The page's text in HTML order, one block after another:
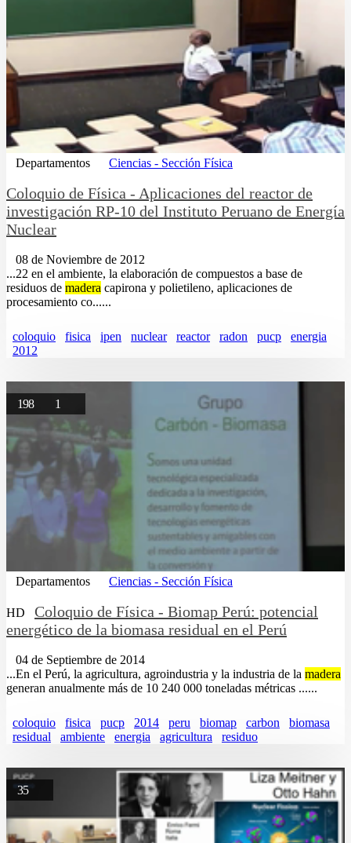
Departamentos Ciencias - Sección Física
Coloquio de Física - Aplicaciones del reactor de
investigación RP-10 del Instituto Peruano de Energía
Nuclear
08 de Noviembre de 2012
...22 en el ambiente, la elaboración de compuestos a base de
residuos de madera capirona y polietileno, aplicaciones de
procesamiento co......
coloquio fisica ipen nuclear reactor radon pucp
energia
2012
198 1
Departamentos Ciencias - Sección Física
HD
Coloquio de Física - Biomap Perú: potencial
energético de la biomasa residual en el Perú
04 de Septiembre de 2014
...En el Perú, la agricultura, agroindustria y la industria de la madera
generan anualmente más de 10 240 000 toneladas métricas ......
coloquio fisica pucp 2014 peru biomap carbon
biomasa
residual
ambiente energia agricultura residuo
35